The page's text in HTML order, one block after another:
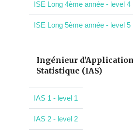
ISE Long 4ème année - level 4
ISE Long 5ème année - level 5
Ingénieur
Statistique (IAS)
IAS 1 - level 1
IAS 2 - level 2